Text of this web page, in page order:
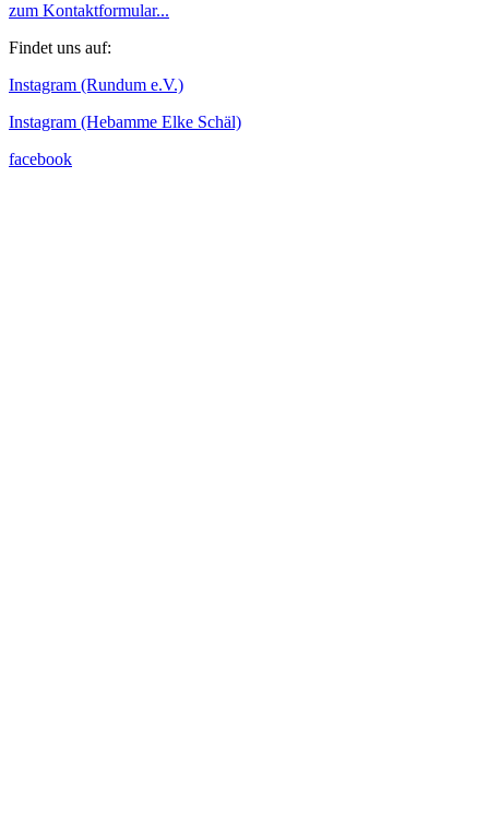
zum Kontaktformular...
Findet uns auf:
Instagram (Rundum e.V.)
Instagram (Hebamme Elke Schäl)
facebook